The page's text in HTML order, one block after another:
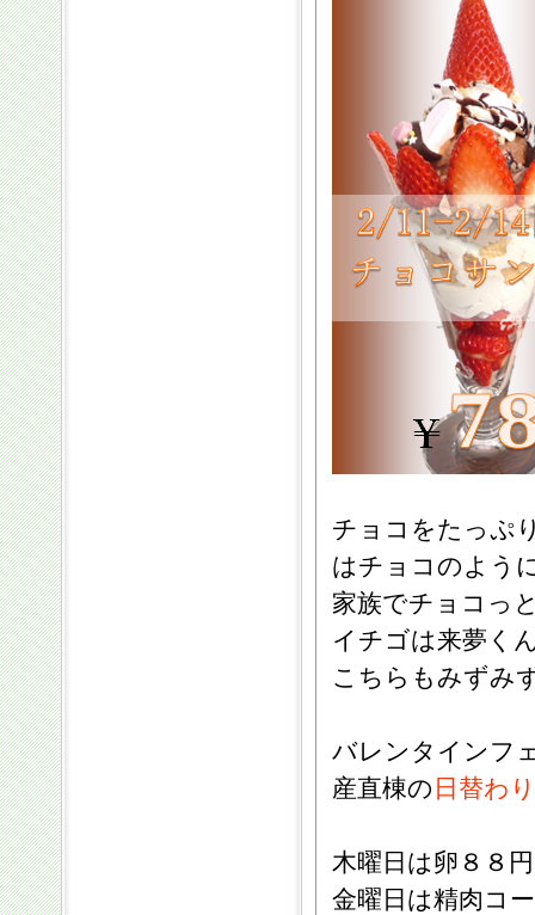
チョコをたっぷ
はチョコのよう
家族でチョコっ
イチゴは来夢く
こちらもみずみ
バレンタインフ
産直棟の 日替わ
木曜日は卵８８
金曜日は精肉コ